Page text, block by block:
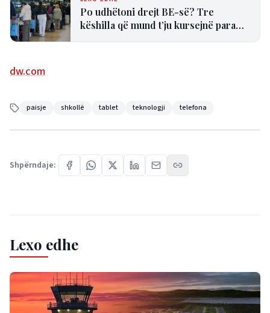
Po udhëtoni drejt BE-së? Tre
këshilla që mund t’ju kursejnë para
dw.com
paisje shkollë tablet teknologji telefona
Shpërndaje:
Lexo edhe